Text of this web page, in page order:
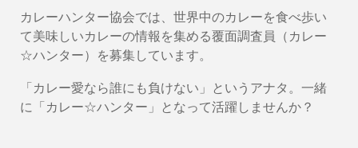
カレーハンター協会では、世界中のカレーを食べ歩い
て美味しいカレーの情報を集める覆面調査員（カレー
☆ハンター）を募集しています。
「カレー愛なら誰にも負けない」というアナタ。一緒
に「カレー☆ハンター」となって活躍しませんか？